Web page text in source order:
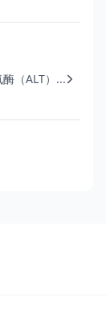
酶（ALT）...